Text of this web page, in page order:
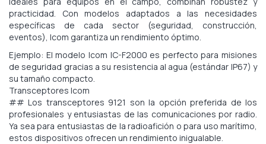
practicidad. Con modelos adaptados a las necesidades
específicas de cada sector (seguridad, construcción,
eventos), Icom garantiza un rendimiento óptimo.
Ejemplo: El modelo Icom IC-F2000 es perfecto para misiones
de seguridad gracias a su resistencia al agua (estándar IP67) y
su tamaño compacto.
Transceptores Icom
## Los transceptores 9121 son la opción preferida de los
profesionales y entusiastas de las comunicaciones por radio.
Ya sea para entusiastas de la radioafición o para uso marítimo,
estos dispositivos ofrecen un rendimiento inigualable.